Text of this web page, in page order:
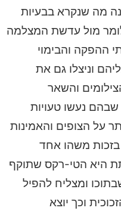
מה שנקרא בבעיות
לומר מול עדשת המצלמה
ההפקה והבימוי
וניצלו גם את
והשאר
שבהם נעשו טעויות
על הצופים והאמינות
משהו אחד
היא הטי-רקס שתוקף
ומצליח להפיל
וכך יוצא